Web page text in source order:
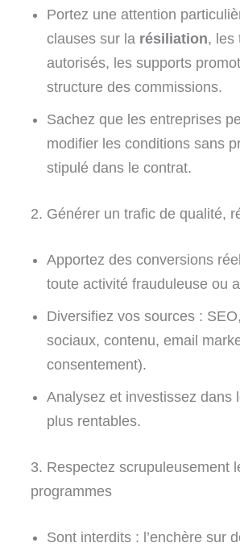
Portez une attention
clauses sur la résiliation, les
autorisés, les supports
structure des commissions.
Sachez que les entreprises
modifier les conditions sans
stipulé dans le contrat.
2. Générer un trafic de qualité,
Apportez des conversions
toute activité frauduleuse ou
Diversifiez vos sources :
sociaux, contenu, email
consentement).
Analysez et investissez dans
plus rentables.
3. Respectez scrupuleusement
programmes
Sont interdits : l’enchère sur